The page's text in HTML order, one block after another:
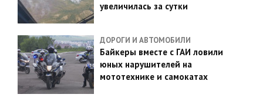
увеличилась за сутки
ДОРОГИ И АВТОМОБИЛИ
Байкеры вместе с ГАИ ловили
юных нарушителей на
мототехнике и самокатах